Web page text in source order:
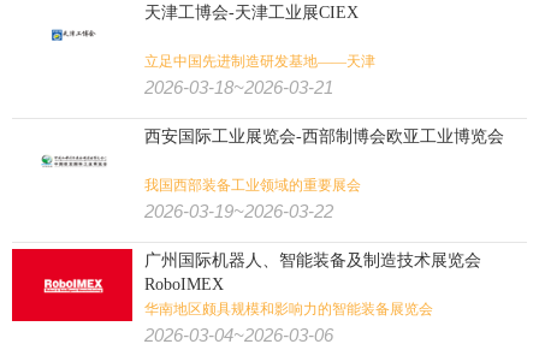
天津工博会-天津工业展CIEX
立足中国先进制造研发基地——天津
2026-03-18~2026-03-21
西安国际工业展览会-西部制博会欧亚工业博览会
我国西部装备工业领域的重要展会
2026-03-19~2026-03-22
广州国际机器人、智能装备及制造技术展览会
RoboIMEX
华南地区颇具规模和影响力的智能装备展览会
2026-03-04~2026-03-06